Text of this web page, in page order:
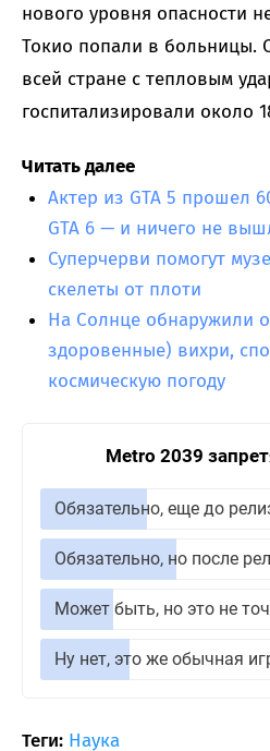
нового уровня опасности
Токио попали в больницы.
всей стране с тепловым
госпитализировали около
Читать далее
Актер из GTA 5 прошел
GTA 6 — и ничего не
Суперчерви помогут
скелеты от плоти
На Солнце обнаружили
здоровенные) вихри,
космическую погоду
Metro 2039
Обязательно, еще до
Обязательно, но после
Может быть, но это не
Ну нет, это же обычная
Теги: Наука